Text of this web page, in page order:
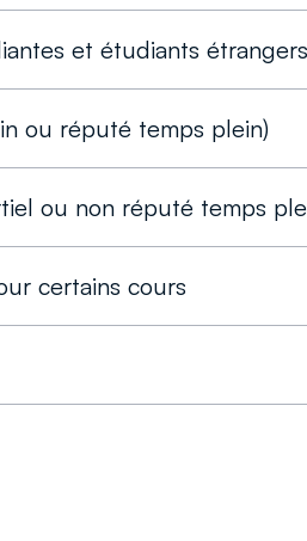
et étudiants
ou réputé temps plein)
ou non réputé temps
certains cours